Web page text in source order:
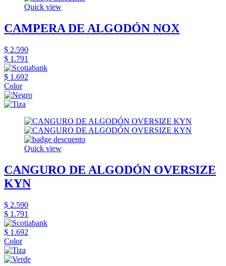
Quick view
CAMPERA DE ALGODÓN NOX
$ 2.590
$ 1.791
$ 1.692
Color
Quick view
CANGURO DE ALGODÓN OVERSIZE
KYN
$ 2.590
$ 1.791
$ 1.692
Color